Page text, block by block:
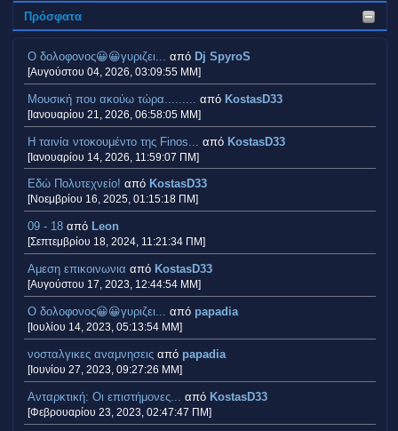
Πρόσφατα
Ο δολοφονος😀😀γυριζει... από Dj SpyroS
[Αυγούστου 04, 2026, 03:09:55 ΜΜ]
Μουσική που ακούω τώρα......... από KostasD33
[Ιανουαρίου 21, 2026, 06:58:05 ΜΜ]
H ταινία ντοκουμέντο της Finos... από KostasD33
[Ιανουαρίου 14, 2026, 11:59:07 ΠΜ]
Εδώ Πολυτεχνείο! από KostasD33
[Νοεμβρίου 16, 2025, 01:15:18 ΠΜ]
09 - 18από Leon
[Σεπτεμβρίου 18, 2024, 11:21:34 ΠΜ]
Αμεση επικοινωνια από KostasD33
[Αυγούστου 17, 2023, 12:44:54 ΜΜ]
Ο δολοφονος😀😀γυριζει... από papadia
[Ιουλίου 14, 2023, 05:13:54 ΜΜ]
νοσταλγικες αναμνησειςαπό papadia
[Ιουνίου 27, 2023, 09:27:26 ΜΜ]
Ανταρκτική: Οι επιστήμονες... από KostasD33
[Φεβρουαρίου 23, 2023, 02:47:47 ΠΜ]